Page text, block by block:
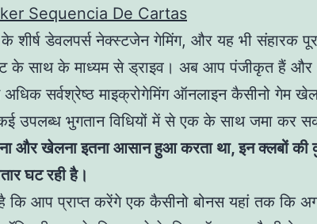
Sequencia De Cartas
शीर्ष डेवलपर्स नेक्स्टजेन गेमिंग, और यह भी संहारक
के साथ के माध्यम से ड्राइव। अब आप पंजीकृत हैं
सर्वश्रेष्ठ माइक्रोगेमिंग ऑनलाइन कैसीनो गेम
उपलब्ध भुगतान विधियों में से एक के साथ जमा कर
और खेलना इतना आसान हुआ करता था, इन क्लबों की
घट रही है।
कि आप प्राप्त करेंगे एक कैसीनो बोनस यहां तक कि